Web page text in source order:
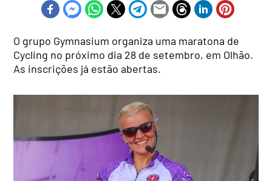
O grupo Gymnasium organiza uma maratona de
Cycling no próximo dia 28 de setembro, em Olhão.
As inscrições já estão abertas.